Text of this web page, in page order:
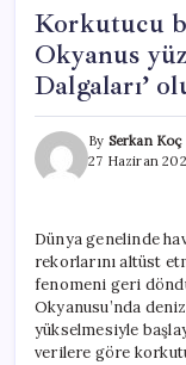
Korkutucu
Okyanus
Dalgaları’
By Serkan Koç
27 Haziran
Dünya genelinde
rekorlarını altüst
fenomeni geri
Okyanusu’nda
yükselmesiyle
verilere göre